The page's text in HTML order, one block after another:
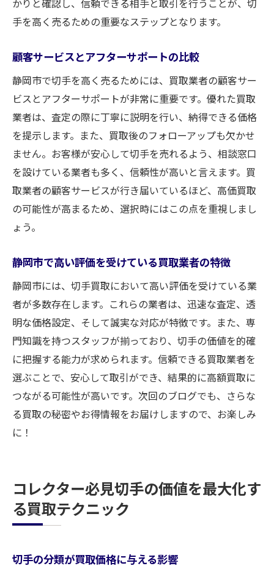
かりと確認し、信頼できる相手と取引を行うことが、切
手を高く売るための重要なステップとなります。
顧客サービスとアフターサポートの比較
静岡市で切手を高く売るためには、買取業者の顧客サー
ビスとアフターサポートが非常に重要です。優れた買取
業者は、査定の際に丁寧に説明を行い、納得できる価格
を提示します。また、買取後のフォローアップも欠かせ
ません。お客様が安心して切手を売れるよう、相談窓口
を設けている業者も多く、信頼性が高いと言えます。買
取業者の顧客サービスが行き届いているほど、高価買取
の可能性が高まるため、選択時にはこの点を重視しまし
ょう。
静岡市で高い評価を受けている買取業者の特徴
静岡市には、切手買取において高い評価を受けている業
者が多数存在します。これらの業者は、迅速な査定、透
明な価格設定、そして誠実な対応が特徴です。また、専
門知識を持つスタッフが揃っており、切手の価値を的確
に把握する能力が求められます。信頼できる買取業者を
選ぶことで、安心して取引ができ、結果的に高額買取に
つながる可能性が高いです。次回のブログでも、さらな
る買取の秘密やお得情報をお届けしますので、お楽しみ
に！
コレクター必見切手の価値を最大化す
る買取テクニック
切手の分類が買取価格に与える影響